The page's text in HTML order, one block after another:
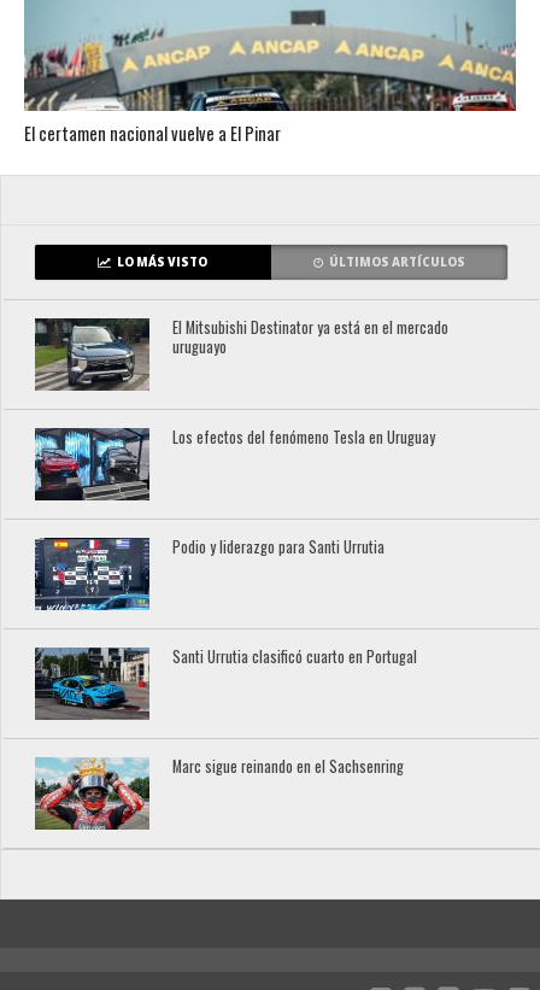
El certamen nacional vuelve a El Pinar
LO MÁS VISTO ÚLTIMOS ARTÍCULOS
El Mitsubishi Destinator ya está en el mercado
uruguayo
Los efectos del fenómeno Tesla en Uruguay
Podio y liderazgo para Santi Urrutia
Santi Urrutia clasificó cuarto en Portugal
Marc sigue reinando en el Sachsenring